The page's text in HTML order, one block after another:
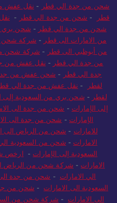
شحن من جدة الي قطر - نقل عفش
قطر
- شحن من جدة الي قطر -
شحن من جدة الي قطر - شحن بري
من الامارات الى قطر - شركة شحن
من أبوظبي الى قطر - شركة شحن
من جدة الي قطر - نقل عفش من
جدة الي قطر - شحن عفش من
لقطر
- نقل عفش من جدة الي
لقطر - شحن بري من السعودية إلى
إلى الإمارات - شحن من جدة الى
الإمارات - شحن من جدة الى
للامارات - شحن من الرياض الى
الامارات - شحن من السعودية الي
السعودية إلى الإمارات - ارخص
الامارات - شركة شحن من الرياض
الي الامارات - شحن من جدة الى
السعودية الى الامارات - شحن من
الى الامارات - شركة شحن من